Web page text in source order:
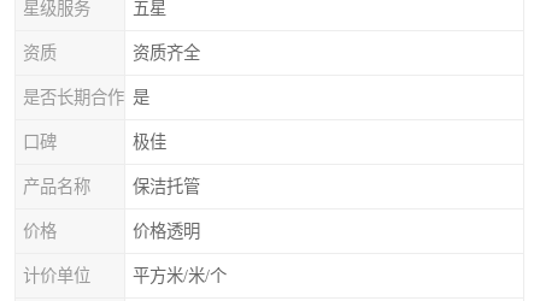
星级服务 五星
资质 资质齐全
是否长期合作 是
口碑 极佳
产品名称 保洁托管
价格 价格透明
计价单位 平方米/米/个